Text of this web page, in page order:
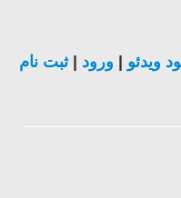
ویدئو ورود |ثبت نام